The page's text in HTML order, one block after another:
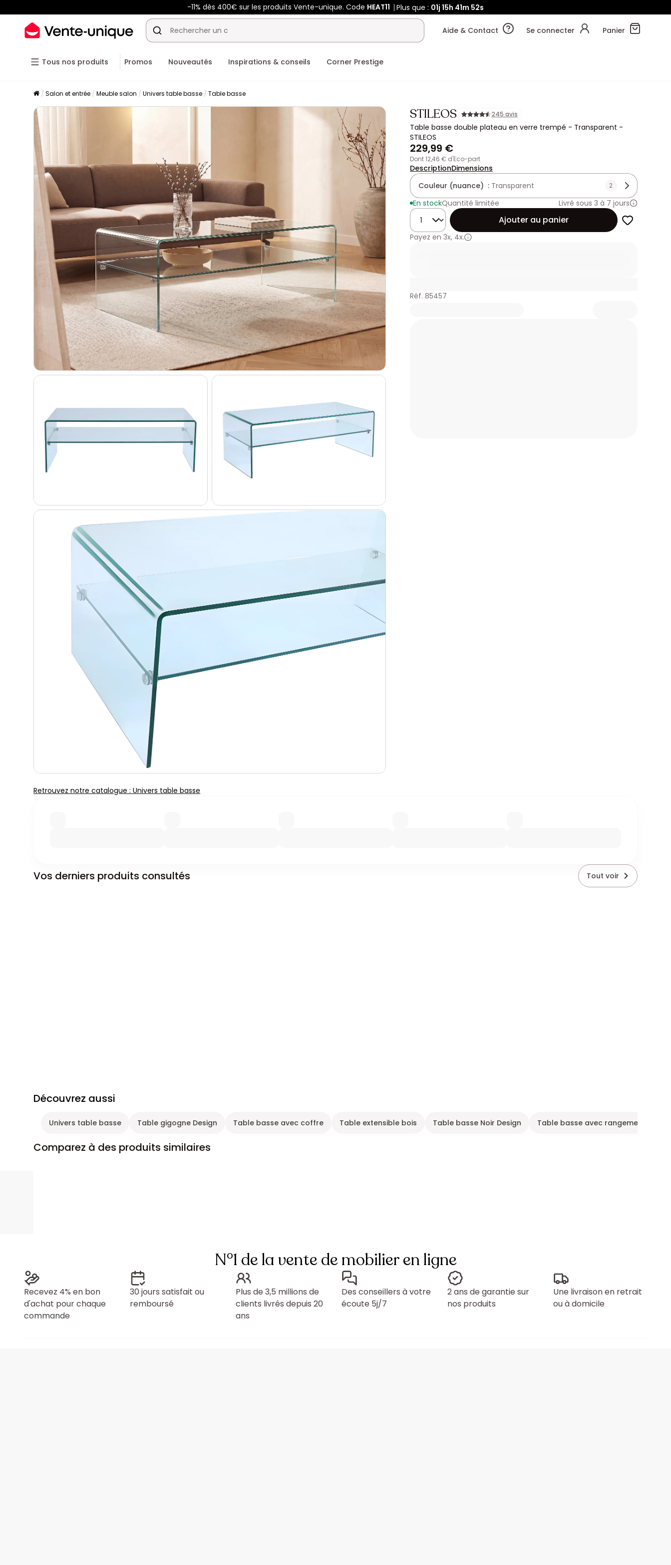
-11% dès 400€ sur les produits Vente-unique. CodeHEAT11 Plus que :01j 15h 41m 51s
Aide & Contact Se connecter Panier
Tous nos produits Promos Nouveautés Inspirations & conseils Corner Prestige
Salon et entrée Meuble salon Univers table basse Table basse
STILEOS 245 avis
Table basse double plateau en verre trempé - Transparent -
STILEOS
229,99 €
dont 12,46 € d'Eco-part
DescriptionDimensions
Couleur (nuance) : Transparent 2
En stockQuantité limitée
Livré sous 3 à 7 jours
Quantité
Ajouter au panier
Payez en 3x, 4x.
Réf. 85457
Retrouvez notre catalogue : Univers table basse
Vos derniers produits consultés Tout voir
Découvrez aussi
Univers table basse Table gigogne Design Table basse avec coffre Table extensible bois Table basse Noir Design Table basse avec rangements
Comparez à des produits similaires
N°1 de la vente de mobilier en ligne
Recevez 4% en bon
d'achat pour chaque
commande
30 jours satisfait ou
remboursé
Plus de 3,5 millions de
clients livrés depuis 20
ans
Des conseillers à votre
écoute 5j/7
2 ans de garantie sur
nos produits
Une livraison en retrait
ou à domicile